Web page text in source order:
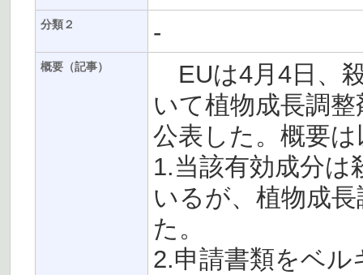
分類２ -
概要（記事）
EUは4月4日、
いて植物成長調
公表した。概要
1.当該有効成分
いるが、植物成
た。
2.申請書類をベル